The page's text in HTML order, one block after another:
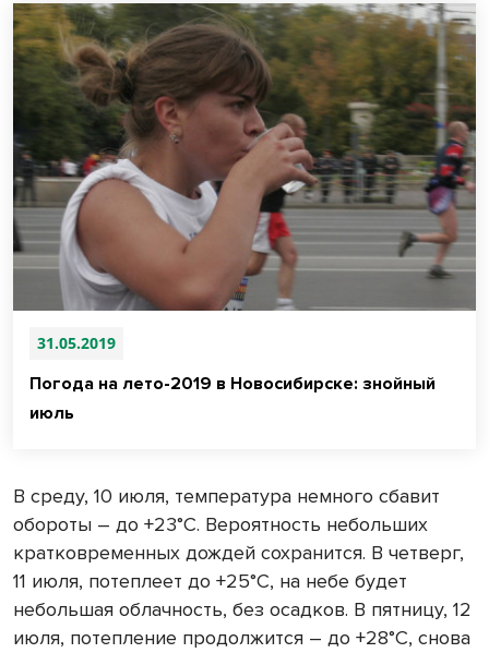
31.05.2019
Погода на лето-2019 в Новосибирске: знойный
июль
В среду, 10 июля, температура немного сбавит
обороты – до +23°С. Вероятность небольших
кратковременных дождей сохранится. В четверг,
11 июля, потеплеет до +25°С, на небе будет
небольшая облачность, без осадков. В пятницу, 12
июля, потепление продолжится – до +28°С, снова